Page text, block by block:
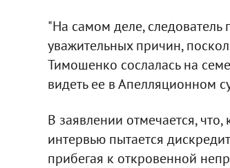
"На самом деле,
уважительных причин,
Тимошенко сослалась на
видеть ее в Апелляционном
В заявлении отмечается,
интервью пытается
прибегая к откровенной